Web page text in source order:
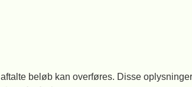
beløb kan overføres. Disse